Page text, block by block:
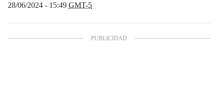
28/06/2024 - 15:49 GMT-5